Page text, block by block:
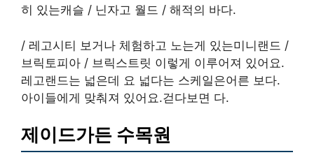
히 있는캐슬 / 닌자고 월드 / 해적의 바다.
/ 레고시티 보거나 체험하고 노는게 있는미니랜드 /
브릭토피아 / 브릭스트릿 이렇게 이루어져 있어요.
레고랜드는 넓은데 요 넓다는 스케일은어른 보다.
아이들에게 맞춰져 있어요.걷다보면 다.
제이드가든 수목원